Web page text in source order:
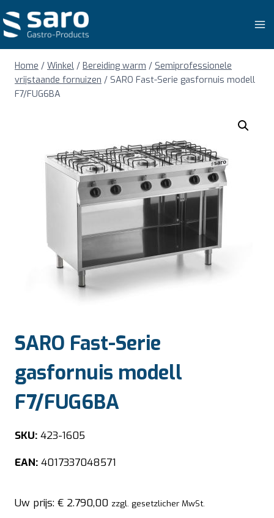
naar
inhoud
Home / Winkel / Bereiding warm / Semiprofessionele
vrijstaande fornuizen / SARO Fast-Serie gasfornuis modell
F7/FUG6BA
SARO Fast-Serie
gasfornuis modell
F7/FUG6BA
SKU: 423-1605
EAN: 4017337048571
Uw prijs: € 2.790,00 zzgl. gesetzlicher MwSt.